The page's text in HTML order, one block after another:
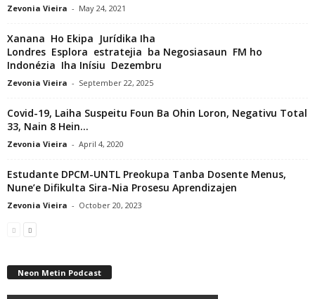
Zevonia Vieira - May 24, 2021
Xanana Ho Ekipa Jurídika Iha
Londres Esplora estratejia ba Negosiasaun FM ho
Indonézia Iha Inísiu Dezembru
Zevonia Vieira - September 22, 2025
Covid-19, Laiha Suspeitu Foun Ba Ohin Loron, Negativu Total
33, Nain 8 Hein...
Zevonia Vieira - April 4, 2020
Estudante DPCM-UNTL Preokupa Tanba Dosente Menus,
Nune’e Difikulta Sira-Nia Prosesu Aprendizajen
Zevonia Vieira - October 20, 2023
Neon Metin Podcast